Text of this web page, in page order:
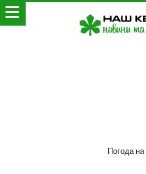
Погода на